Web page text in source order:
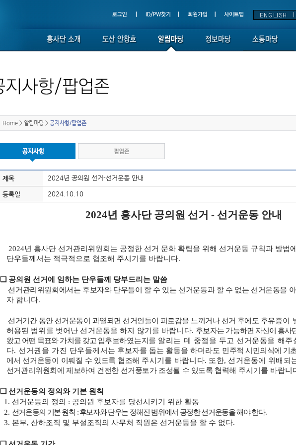
Home > 알림마당 > 공지사항/팝업존
제목 2024년 공의원 선거-선거운동 안내
등록일 2024.10.10
2024년 흥사단 공의원 선거 - 선거운동 안내
2024년 흥사단 선거관리위원회는 공정한 선거 문화 확립을 위해 선거운동 규칙과 방법
단우들께서는 적극적으로 협조해 주시기를 바랍니다.
❏ 공의원 선거에 임하는 단우들께 당부드리는 말씀
선거관리위원회에서는 후보자와 단우들이 할 수 있는 선거운동과 할 수 없는 선거운동을
자 합니다.
선거기간 동안 선거운동이 과열되면 선거인들이 피로감을 느끼거나 선거 후에도 후유증이
허용된 범위를 벗어난 선거운동을 하지 않기를 바랍니다. 후보자는 가능하면 자신이 흥사
왔고 어떤 목표와 가치를 갖고 입후보하였는지 를 알리는 데 중점을 두고 선거운동을 해주
다. 선거권을 가진 단우들께서 는 후보자를 돕는 활동을 하더라도 민주적 시민의식에 기
에서 선거운동이 이뤄질 수 있도록 협조해 주시기를 바랍니다. 또한, 선거운동에 위배되
선거관리위원회에 제보하여 건전한 선거풍토가 조성될 수 있도록 협력해 주시기를 바랍니
❏ 선거운동의 정의와 기본 원칙
1. 선거운동의 정의 : 공의원 후보자를 당선시키기 위한 활동
2. 선거운동의 기본 원칙 :후보자와 단우는 정해진 범위에서 공정한 선거운동을 해야 한다.
3. 본부, 산하조직 및 부설조직의 사무처 직원은 선거운동을 할 수 없다.